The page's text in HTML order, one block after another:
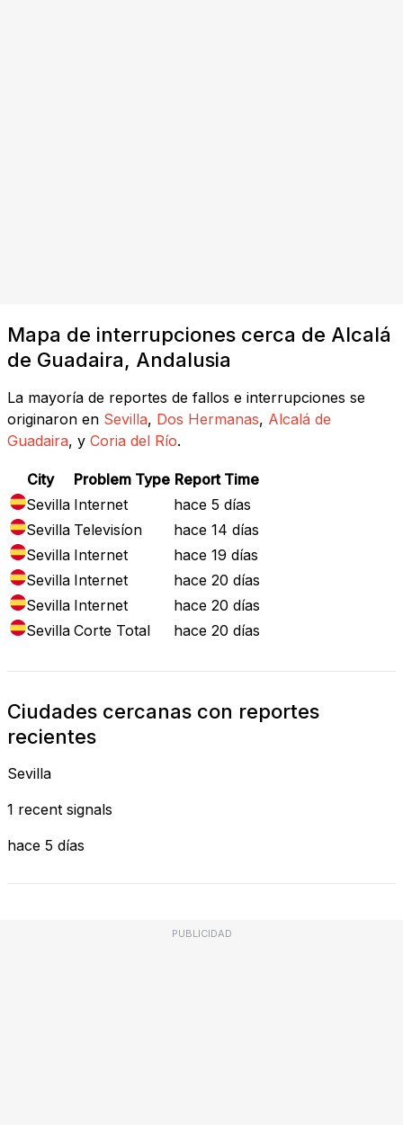
Mapa de interrupciones cerca de Alcalá
de Guadaira, Andalusia
La mayoría de reportes de fallos e interrupciones se
originaron en Sevilla, Dos Hermanas, Alcalá de
Guadaira, y Coria del Río.
City Problem Type Report Time
Sevilla Internet
hace 5 días
Sevilla Televisíon
hace 14 días
Sevilla Internet
hace 19 días
Sevilla Internet
hace 20 días
Sevilla Internet
hace 20 días
Sevilla Corte Total hace 20 días
Ciudades cercanas con reportes
recientes
Sevilla
1 recent signals
hace 5 días
PUBLICIDAD